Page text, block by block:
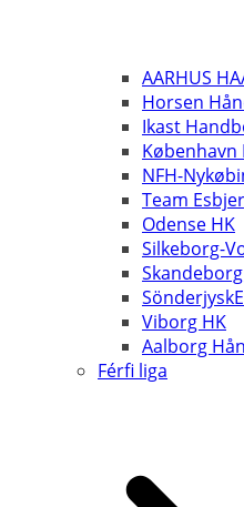
AARHUS
Horsen
Ikast
København
NFH-
Team
Odense HK
Silkeborg-
Viborg HK
Aalborg
Férfi liga